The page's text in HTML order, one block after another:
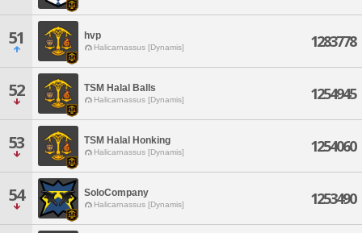
51 hvp
Halicarnassus [Dynamis] 1283778
52 TSM Halal Balls
Halicarnassus [Dynamis] 1254945
53 TSM Halal Honking
Halicarnassus [Dynamis] 1254060
54 SoloCompany
Halicarnassus [Dynamis] 1253490